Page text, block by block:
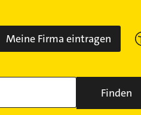
Meine Firma eintragen
Finden